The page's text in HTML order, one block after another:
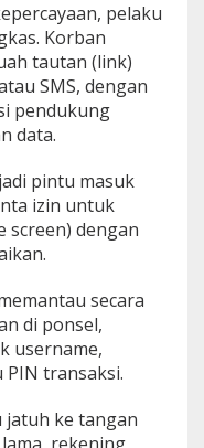
pelaku
Korban
tautan (link)
SMS, dengan
pendukung
data.
pintu masuk
izin untuk
screen) dengan
secara
di ponsel,
username,
transaksi.
jatuh ke tangan